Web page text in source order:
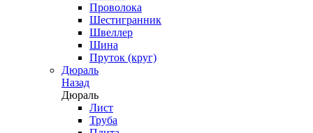
Проволока
Шестигранник
Швеллер
Шина
Пруток (круг)
Дюраль
Назад
Дюраль
Лист
Труба